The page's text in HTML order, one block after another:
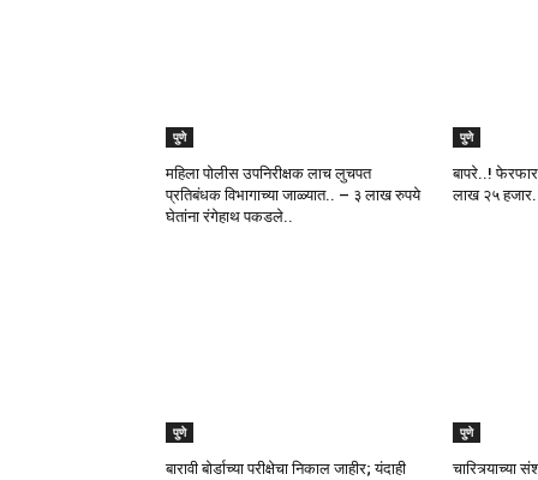
पुणे
महिला पोलीस उपनिरीक्षक लाच लुचपत
प्रतिबंधक विभागाच्या जाळ्यात.. – ३ लाख रुपये
घेतांना रंगेहाथ पकडले..
पुणे
बापरे..! फेरफार
लाख २५
पुणे
बारावी बोर्डाच्या परीक्षेचा निकाल जाहीर; यंदाही
पुणे
चारित्र्याच्या